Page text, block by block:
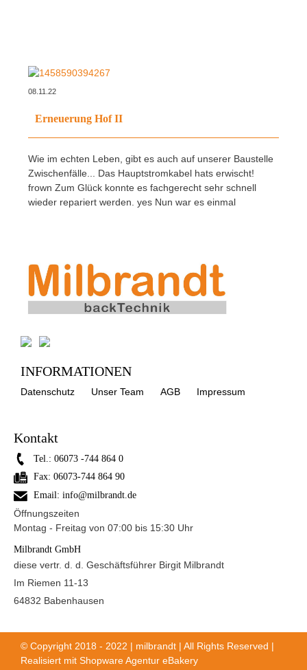
08.11.22
Erneuerung Hof II
Wie im echten Leben, gibt es auch auf unserer Baustelle
Zwischenfälle... Das Hauptstromkabel hats erwischt!
frown Zum Glück konnte es fachgerecht sehr schnell
wieder repariert werden. yes Nun war es einmal
INFORMATIONEN
Datenschutz Unser Team AGB Impressum
Kontakt
Tel.: 06073 -744 864 0
Fax: 06073-744 864 90
Email: info@milbrandt.de
Öffnungszeiten
Montag - Freitag von 07:00 bis 15:30 Uhr
Milbrandt GmbH
diese vertr. d. d. Geschäftsführer Birgit Milbrandt
Im Riemen 11-13
64832 Babenhausen
© Copyright 2018 - 2022 | milbrandt | All Rights Reserved |
Realisiert mit Shopware Agentur eBakery